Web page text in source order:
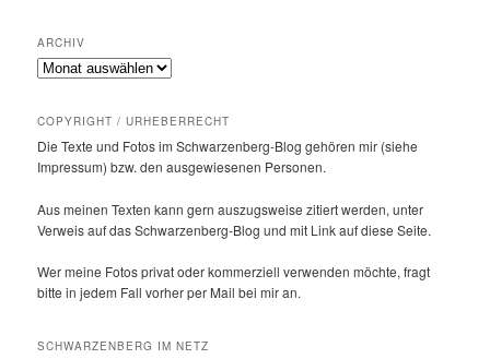
ARCHIV
Archiv
COPYRIGHT / URHEBERRECHT
Die Texte und Fotos im Schwarzenberg-Blog gehören mir (siehe
Impressum) bzw. den ausge­wie­senen Personen.
Aus meinen Texten kann gern auszugs­weise zitiert werden, unter
Verweis auf das Schwarzenberg-Blog und mit Link auf diese Seite.
Wer meine Fotos privat oder kommer­ziell verwenden möchte, fragt
bitte in jedem Fall vorher per Mail bei mir an.
SCHWARZENBERG IM NETZ